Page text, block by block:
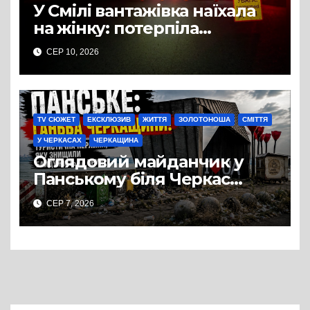
У Смілі вантажівка наїхала
на жінку: потерпіла
померла в лікарні
СЕР 10, 2026
TV СЮЖЕТ ЕКСКЛЮЗИВ ЖИТТЯ ЗОЛОТОНОША СМІТТЯ
У ЧЕРКАСАХ ЧЕРКАЩИНА
Оглядовий майданчик у
Панському біля Черкас
перетворився на занедбане
сміттєзвалище
СЕР 7, 2026